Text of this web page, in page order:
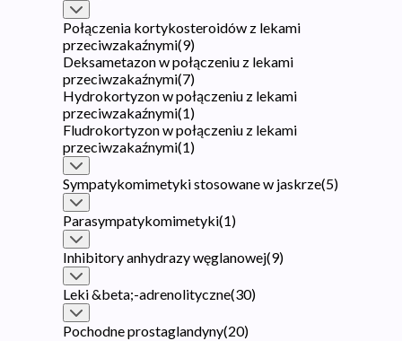
Połączenia kortykosteroidów z lekami
przeciwzakaźnymi(9)
Deksametazon w połączeniu z lekami
przeciwzakaźnymi(7)
Hydrokortyzon w połączeniu z lekami
przeciwzakaźnymi(1)
Fludrokortyzon w połączeniu z lekami
przeciwzakaźnymi(1)
Sympatykomimetyki stosowane w jaskrze(5)
Parasympatykomimetyki(1)
Inhibitory anhydrazy węglanowej(9)
Leki &beta;-adrenolityczne(30)
Pochodne prostaglandyny(20)